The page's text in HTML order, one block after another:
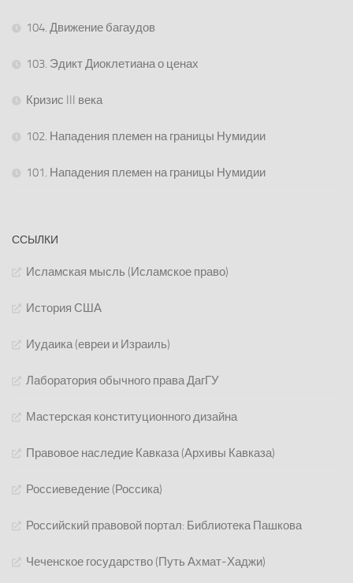
104. Движение багаудов
103. Эдикт Диоклетиана о ценах
Кризис III века
102. Нападения племен на границы Нумидии
101. Нападения племен на границы Нумидии
ССЫЛКИ
Исламская мысль (Исламское право)
История США
Иудаика (евреи и Израиль)
Лаборатория обычного права ДагГУ
Мастерская конституционного дизайна
Правовое наследие Кавказа (Архивы Кавказа)
Россиеведение (Россика)
Российский правовой портал: Библиотека Пашкова
Чеченское государство (Путь Ахмат-Хаджи)